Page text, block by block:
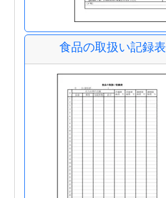
食品の取扱い記録表